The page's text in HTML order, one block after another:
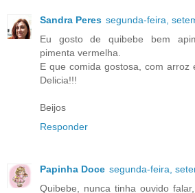
Sandra Peres segunda-feira,
Eu gosto de quibebe bem
pimenta vermelha.
E que comida gostosa, com arroz
Delicia!!!
Beijos
Responder
Papinha Doce segunda-feira,
Quibebe, nunca tinha ouvido